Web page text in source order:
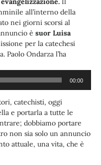
all’interno della
nei giorni scorsi al
è suor Luisa
per la catechesi
Paolo Ondarza l’ha
00:00
catechisti, oggi
e portarla a tutte le
dobbiamo portare
non sia solo un annuncio
attuale, una vita, che è